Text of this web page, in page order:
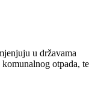
u državama
otpada, te